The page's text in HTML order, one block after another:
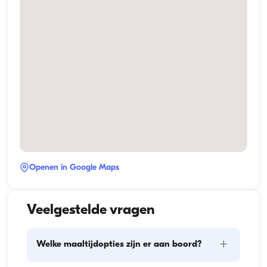
Openen in Google Maps
Veelgestelde vragen
Welke maaltijdopties zijn er aan boord? +